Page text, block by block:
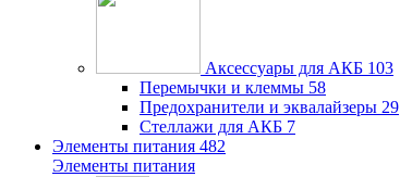
Аксессуары для АКБ 103
Перемычки и клеммы 58
Предохранители и эквалайзеры 29
Стеллажи для АКБ 7
Элементы питания 482
Элементы питания